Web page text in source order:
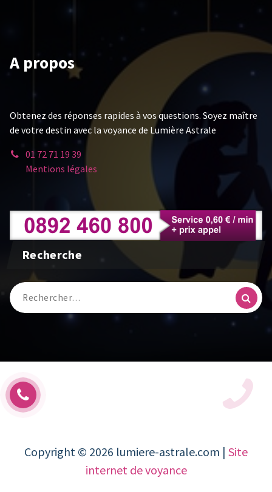
A propos
Obtenez des réponses rapides à vos questions. Soyez maître
de votre destin avec la voyance de Lumière Astrale
01 72 71 19 39
Mentions légales
Recherche
Recherche
pour :
Copyright © 2026 lumiere-astrale.com | Site
internet de voyance